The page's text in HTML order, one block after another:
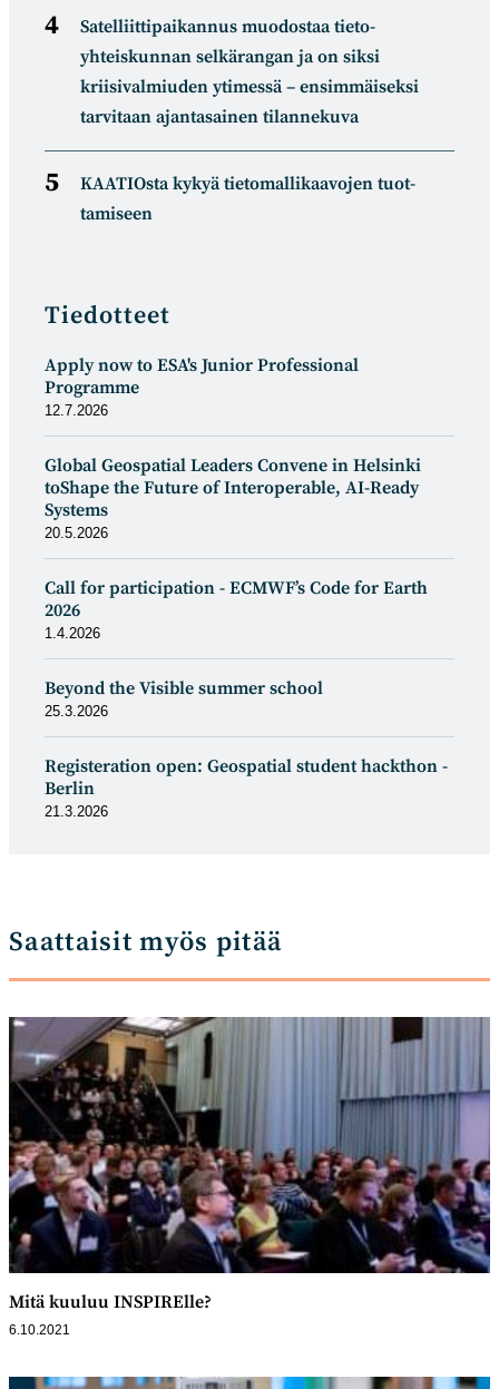
Satelliitti­paikannus muodostaa tieto­
yhteiskunnan selkä­rangan ja on siksi
kriisivalmiuden ytimessä – ensimmäiseksi
tarvitaan ajantasainen tilannekuva
KAATIOsta kykyä tietomal­likaa­vojen tuot­
tamiseen
Tiedotteet
Apply now to ESA's Junior Professional
Programme
12.7.2026
Global Geospatial Leaders Convene in Helsinki
toShape the Future of Interoperable, AI-Ready
Systems
20.5.2026
Call for participation - ECMWF’s Code for Earth
2026
1.4.2026
Beyond the Visible summer school
25.3.2026
Registeration open: Geospatial student hackthon -
Berlin
21.3.2026
Saattaisit myös pitää
Mitä kuuluu INSPIRElle?
6.10.2021